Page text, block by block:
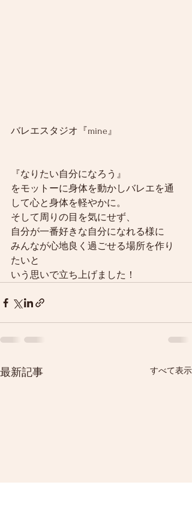
バレエスタジオ『mine』
『なりたい自分になろう』
をモットーに身体を動かしバレエを通
して心と身体を軽やかに。
そして周りの目を気にせず、
自分が一番好きな自分になれる様に
みんなが心地良く過ごせる場所を作り
たいと
いう思いで立ち上げました！
最新記事 すべて表示